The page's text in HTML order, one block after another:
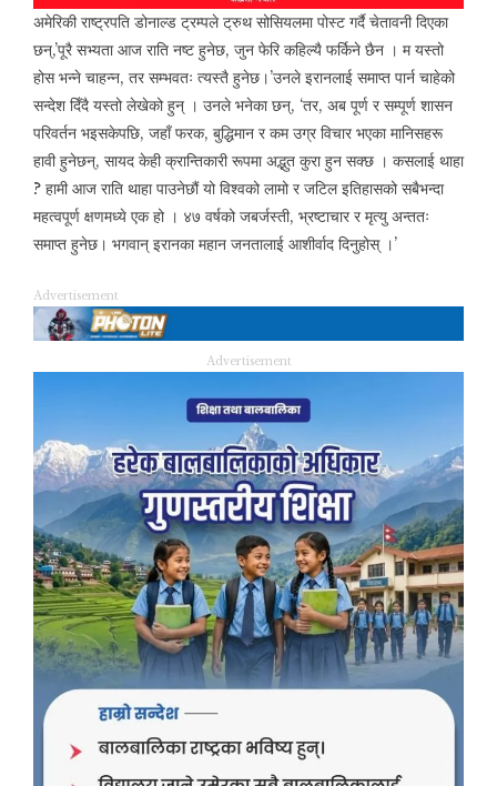
अमेरिकी राष्ट्रपति डोनाल्ड ट्रम्पले ट्रुथ सोसियलमा पोस्ट गर्दै चेतावनी दिएका
छन्,’पूरै सभ्यता आज राति नष्ट हुनेछ, जुन फेरि कहिल्यै फर्किने छैन । म यस्तो
होस भन्ने चाहन्न, तर सम्भवतः त्यस्तै हुनेछ।’उनले इरानलाई समाप्त पार्न चाहेको
सन्देश दिँदै यस्तो लेखेको हुन् । उनले भनेका छन्, ‘तर, अब पूर्ण र सम्पूर्ण शासन
परिवर्तन भइसकेपछि, जहाँ फरक, बुद्धिमान र कम उग्र विचार भएका मानिसहरू
हावी हुनेछन्, सायद केही क्रान्तिकारी रूपमा अद्भुत कुरा हुन सक्छ । कसलाई थाहा
? हामी आज राति थाहा पाउनेछौं यो विश्वको लामो र जटिल इतिहासको सबैभन्दा
महत्वपूर्ण क्षणमध्ये एक हो । ४७ वर्षको जबर्जस्ती, भ्रष्टाचार र मृत्यु अन्ततः
समाप्त हुनेछ। भगवान् इरानका महान जनतालाई आशीर्वाद दिनुहोस् ।’
Advertisement
Advertisement